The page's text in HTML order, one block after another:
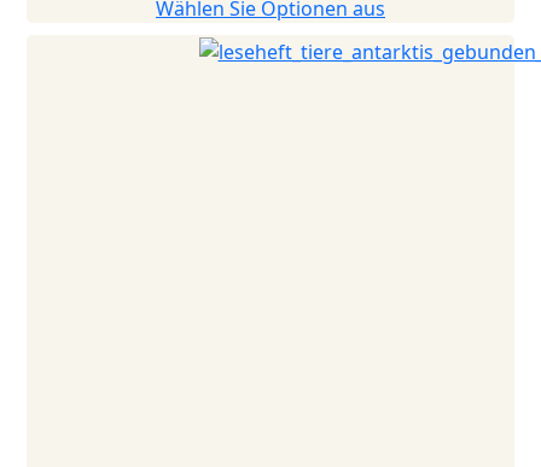
Wählen Sie Optionen aus